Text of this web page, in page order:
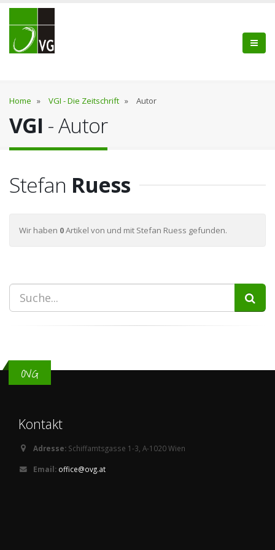
Home » VGI - Die Zeitschrift » Autor
VGI - Autor
Stefan Ruess
Wir haben 0Artikel von und mit Stefan Ruess gefunden.
OVG
Kontakt
Adresse: Schiffamtsgasse 1-3, A-1020 Wien
Email: office@ovg.at